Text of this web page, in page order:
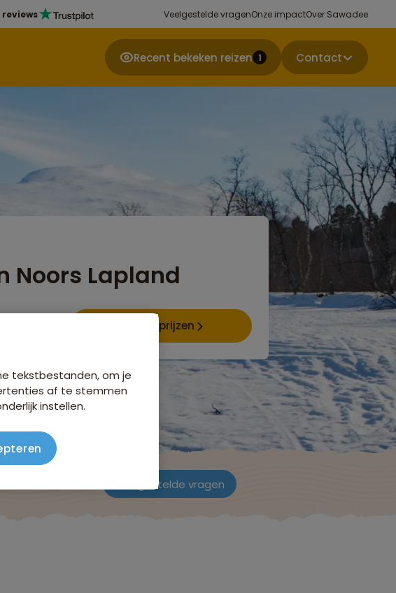
reviews Veelgestelde vragenOnze impactOver Sawadee
Recent bekeken reizen 1 Contact
Noors Lapland
Data & prijzen
Veelgestelde vragen
tekstbestanden, om je
af te stemmen
instellen.